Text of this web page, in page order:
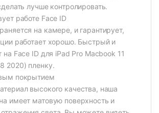
лучше контролировать.
работе Face ID
на камере, и гарантирует,
работает хорошо. Быстрый и
на Face ID для iPad Pro Macbook 11
2020) пленку.
покрытием
высокого качества, наша
имеет матовую поверхность и